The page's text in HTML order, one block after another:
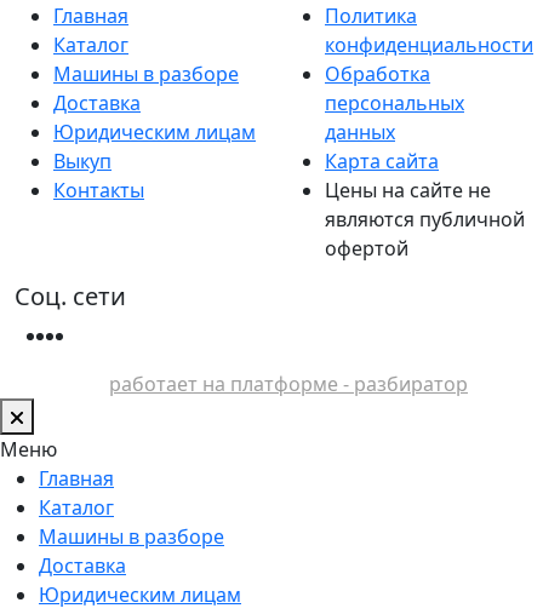
Главная
Каталог
Машины в разборе
Доставка
Юридическим лицам
Выкуп
Контакты
Политика
конфиденциальности
Обработка
персональных
данных
Карта сайта
Цены на сайте не
являются публичной
офертой
Соц. сети
работает на платформе - разбиратор
Меню
Главная
Каталог
Машины в разборе
Доставка
Юридическим лицам